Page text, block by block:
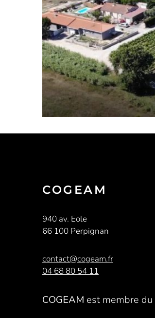
COGEAM
940 av. Eole
66 100 Perpignan
contact@cogeam.fr
04 68 80 54 11
COGEAM est membre du